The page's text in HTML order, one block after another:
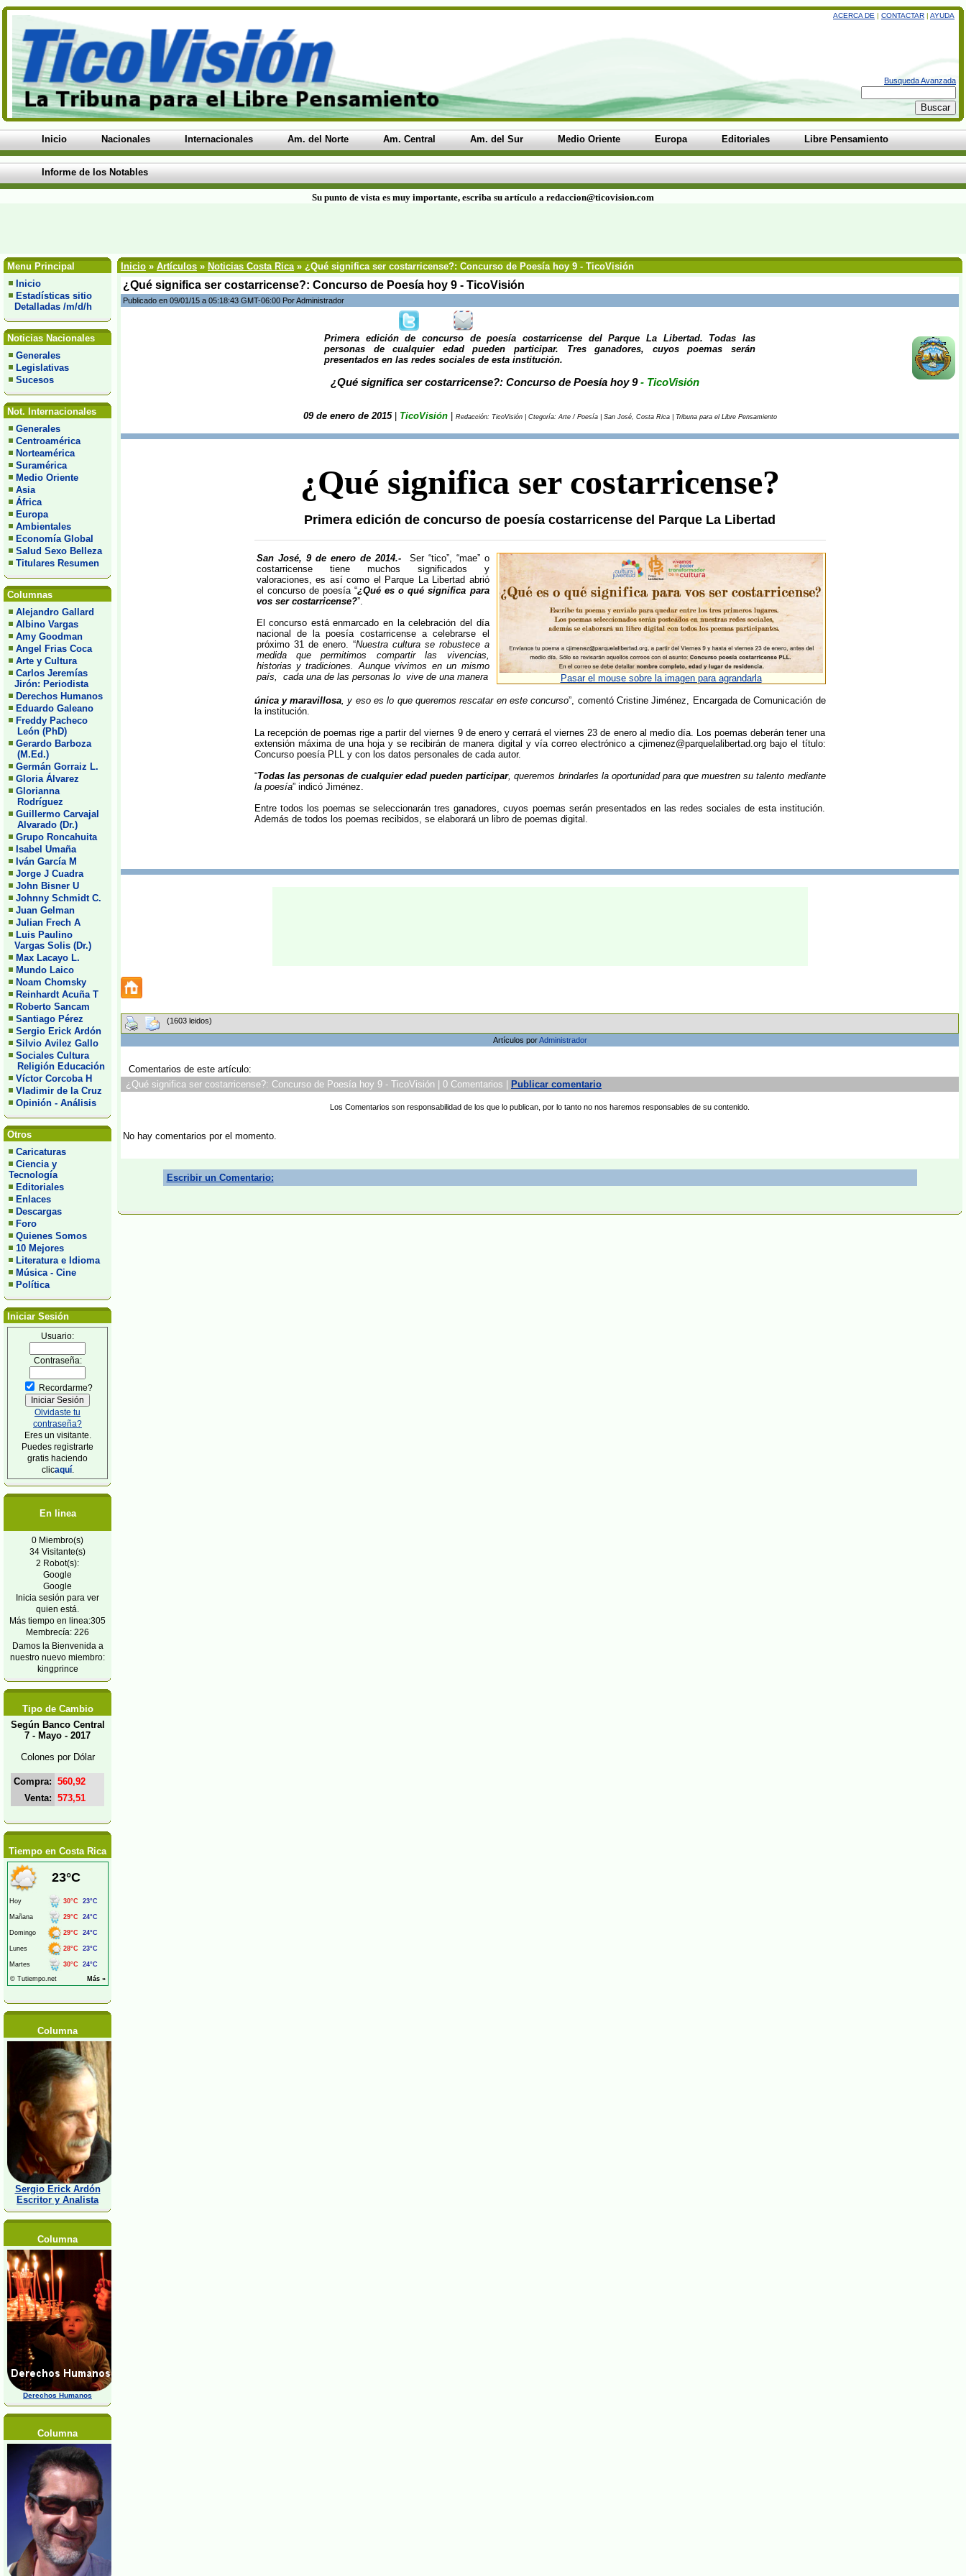
ACERCA DE | CONTACTAR | AYUDA
Busqueda Avanzada
Inicio Nacionales Internacionales Am. del Norte Am. Central Am. del Sur Medio Oriente Europa Editoriales Libre Pensamiento
Informe de los Notables
Su punto de vista es muy importante, escriba su artículo a redaccion@ticovision.com
Menu Principal
Inicio
Estadísticas sitio
Detalladas /m/d/h
Noticias Nacionales
Generales
Legislativas
Sucesos
Not. Internacionales
Generales
Centroamérica
Norteamérica
Suramérica
Medio Oriente
Asia
África
Europa
Ambientales
Economía Global
Salud Sexo Belleza
Titulares Resumen
Columnas
Alejandro Gallard
Albino Vargas
Amy Goodman
Angel Frias Coca
Arte y Cultura
Carlos Jeremías
Jirón: Periodista
Derechos Humanos
Eduardo Galeano
Freddy Pacheco
León (PhD)
Gerardo Barboza
(M.Ed.)
Germán Gorraiz L.
Gloria Álvarez
Glorianna
Rodríguez
Guillermo Carvajal
Alvarado (Dr.)
Grupo Roncahuita
Isabel Umaña
Iván García M
Jorge J Cuadra
John Bisner U
Johnny Schmidt C.
Juan Gelman
Julian Frech A
Luis Paulino
Vargas Solis (Dr.)
Max Lacayo L.
Mundo Laico
Noam Chomsky
Reinhardt Acuña T
Roberto Sancam
Santiago Pérez
Sergio Erick Ardón
Silvio Avilez Gallo
Sociales Cultura
Religión Educación
Víctor Corcoba H
Vladimir de la Cruz
Opinión - Análisis
Otros
Caricaturas
Ciencia y
Tecnología
Editoriales
Enlaces
Descargas
Foro
Quienes Somos
10 Mejores
Literatura e Idioma
Música - Cine
Política
Iniciar Sesión
Usuario:
Contraseña:
Recordarme?
Olvidaste tu
contraseña?
Eres un visitante.
Puedes registrarte
gratis haciendo
clicaquí.
En linea
0 Miembro(s)
34 Visitante(s)
2 Robot(s):
Google
Google
Inicia sesión para ver
quien está.
Más tiempo en linea:305
Membrecía: 226
Damos la Bienvenida a
nuestro nuevo miembro:
kingprince
Tipo de Cambio
Según Banco Central
7 - Mayo - 2017
Colones por Dólar
Compra: 560,92
Venta: 573,51
Tiempo en Costa Rica
Columna
Sergio Erick Ardón
Escritor y Analista
Columna
Derechos Humanos
Columna
Inicio » Artículos » Noticias Costa Rica» ¿Qué significa ser costarricense?: Concurso de Poesía hoy 9 - TicoVisión
¿Qué significa ser costarricense?: Concurso de Poesía hoy 9 - TicoVisión
Publicado en 09/01/15 a 05:18:43 GMT-06:00 Por Administrador
Primera edición de concurso de poesía costarricense del Parque La Libertad. Todas las
personas de cualquier edad pueden participar. Tres ganadores, cuyos poemas serán
presentados en las redes sociales de esta institución.
¿Qué significa ser costarricense?: Concurso de Poesía hoy 9- TicoVisión
09 de enero de 2015| TicoVisión| Redacción: TicoVisión | Ctegoría: Arte / Poesía | San José, Costa Rica | Tribuna para el Libre Pensamiento
¿Qué significa ser costarricense?
Primera edición de concurso de poesía costarricense del Parque La Libertad
San José, 9 de enero de 2014.- Ser “tico”, “mae” o
costarricense tiene muchos significados y
valoraciones, es así como el Parque La Libertad abrió
el concurso de poesía “¿Qué es o qué significa para
vos ser costarricense?”.
El concurso está enmarcado en la celebración del día
nacional de la poesía costarricense a celebrarse el
próximo 31 de enero. “Nuestra cultura se robustece a
medida que permitimos compartir las vivencias,
historias y tradiciones. Aunque vivimos en un mismo
país, cada una de las personas lo vive de una manera
Pasar el mouse sobre la imagen para agrandarla
única y maravillosa, y eso es lo que queremos rescatar en este concurso”, comentó Cristine Jiménez, Encargada de Comunicación de
la institución.
La recepción de poemas rige a partir del viernes 9 de enero y cerrará el viernes 23 de enero al medio día. Los poemas deberán tener una
extensión máxima de una hoja y se recibirán de manera digital y vía correo electrónico a cjimenez@parquelalibertad.org bajo el título:
Concurso poesía PLL y con los datos personales de cada autor.
“Todas las personas de cualquier edad pueden participar, queremos brindarles la oportunidad para que muestren su talento mediante
la poesía” indicó Jiménez.
Entre todos los poemas se seleccionarán tres ganadores, cuyos poemas serán presentados en las redes sociales de esta institución.
Además de todos los poemas recibidos, se elaborará un libro de poemas digital.
(1603 leidos)
Artículos porAdministrador
Comentarios de este artículo:
¿Qué significa ser costarricense?: Concurso de Poesía hoy 9 - TicoVisión | 0 Comentarios |
Publicar comentario
Los Comentarios son responsabilidad de los que lo publican, por lo tanto no nos haremos responsables de su contenido.
No hay comentarios por el momento.
Escribir un Comentario: